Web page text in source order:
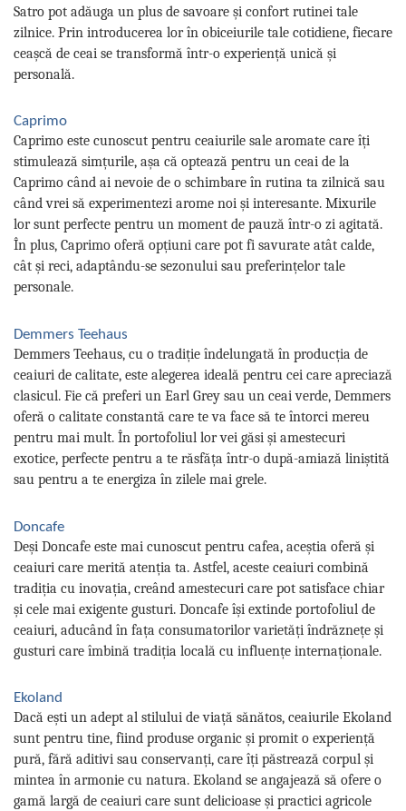
Satro pot adăuga un plus de savoare și confort rutinei tale
zilnice. Prin introducerea lor în obiceiurile tale cotidiene, fiecare
ceașcă de ceai se transformă într-o experiență unică și
personală.
Caprimo
Caprimo este cunoscut pentru ceaiurile sale aromate care îți
stimulează simțurile, așa că optează pentru un ceai de la
Caprimo când ai nevoie de o schimbare în rutina ta zilnică sau
când vrei să experimentezi arome noi și interesante. Mixurile
lor sunt perfecte pentru un moment de pauză într-o zi agitată.
În plus, Caprimo oferă opțiuni care pot fi savurate atât calde,
cât și reci, adaptându-se sezonului sau preferințelor tale
personale.
Demmers Teehaus
Demmers Teehaus, cu o tradiție îndelungată în producția de
ceaiuri de calitate, este alegerea ideală pentru cei care apreciază
clasicul. Fie că preferi un Earl Grey sau un ceai verde, Demmers
oferă o calitate constantă care te va face să te întorci mereu
pentru mai mult. În portofoliul lor vei găsi și amestecuri
exotice, perfecte pentru a te răsfăța într-o după-amiază liniștită
sau pentru a te energiza în zilele mai grele.
Doncafe
Deși Doncafe este mai cunoscut pentru cafea, aceștia oferă și
ceaiuri care merită atenția ta. Astfel, aceste ceaiuri combină
tradiția cu inovația, creând amestecuri care pot satisface chiar
și cele mai exigente gusturi. Doncafe își extinde portofoliul de
ceaiuri, aducând în fața consumatorilor varietăți îndrăznețe și
gusturi care îmbină tradiția locală cu influențe internaționale.
Ekoland
Dacă ești un adept al stilului de viață sănătos, ceaiurile Ekoland
sunt pentru tine, fiind produse organic și promit o experiență
pură, fără aditivi sau conservanți, care îți păstrează corpul și
mintea în armonie cu natura. Ekoland se angajează să ofere o
gamă largă de ceaiuri care sunt delicioase și practici agricole